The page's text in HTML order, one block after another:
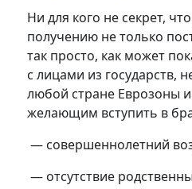
Ни для кого не секрет, что
получению не только
так просто, как может
с лицами из государств,
любой стране Еврозоны
желающим вступить в
— совершеннолетний
— отсутствие